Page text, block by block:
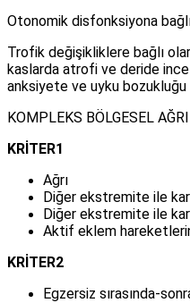
Otonomik disfonksiyona
Trofik değişikliklere bağlı
kaslarda atrofi ve deride
anksiyete ve uyku
KOMPLEKS BÖLGESEL
KRİTER1
Ağrı
Diğer ekstremite ile
Diğer ekstremite ile
Aktif eklem
KRİTER2
Egzersiz sırasında-